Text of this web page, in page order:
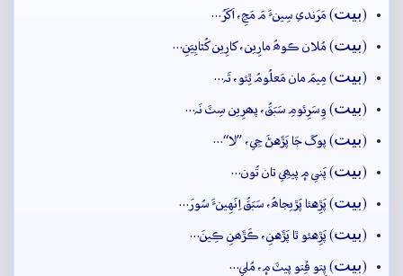
(بيت) مَرَندي سِينءَ مَ مَڃِ، اَکَرُ…
(بيت) مُلان ڪوھُ مارِين، کارِين کُٿابِيَنِ…
(بيت) مِيمَ مان مَعلُومُ ٿِئو، تَہ…
(بيت) وِسَرِئومِ سَبَقُ، پھرِين سِٽَ نَہ…
(بيت) پوکَ جَا پَڙَهڻَ جِي، ”لا“…
(بيت) پَني ۾ پيھِي تان تُون…
(بيت) پَڙِهئا پَڙيجاھُ، سَبَقُ اِنَهِينءَ سُورَ…
(بيت) پَڙِهئو ٿا پَڙَهنِ، ڪَڙَھنِ ڪِينَ…
(بيت) پِتو ڦِتو پيٽَ ۾، مُلي…